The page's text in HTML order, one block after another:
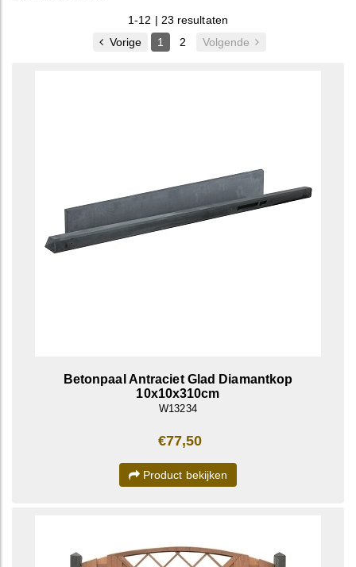
1-12 | 23 resultaten
Vorige
1 2 Volgende
Betonpaal Antraciet Glad Diamantkop
10x10x310cm
W13234
€77,50
Product bekijken